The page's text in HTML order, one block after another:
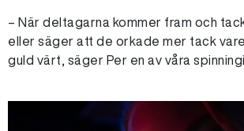
– När deltagarna kommer fram och
eller säger att de orkade mer tack
guld värt, säger Per en av våra